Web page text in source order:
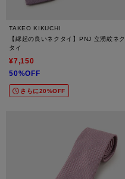
TAKEO KIKUCHI
【縁起の良いネクタイ】PNJ 立湧紋ネク
タイ
¥7,150
50%OFF
さらに20%OFF